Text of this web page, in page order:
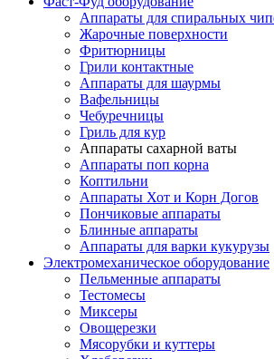
Аппараты для спиральных
Жарочные поверхности
Фритюрницы
Грили контактные
Аппараты для шаурмы
Вафельницы
Чебуречницы
Гриль для кур
Аппараты сахарной ваты
Аппараты поп корна
Коптильни
Аппараты Хот и Корн Догов
Пончиковые аппараты
Блинные аппараты
Аппараты для варки кукурузы
Электромеханическое оборудование
Пельменные аппараты
Тестомесы
Миксеры
Овощерезки
Мясорубки и куттеры